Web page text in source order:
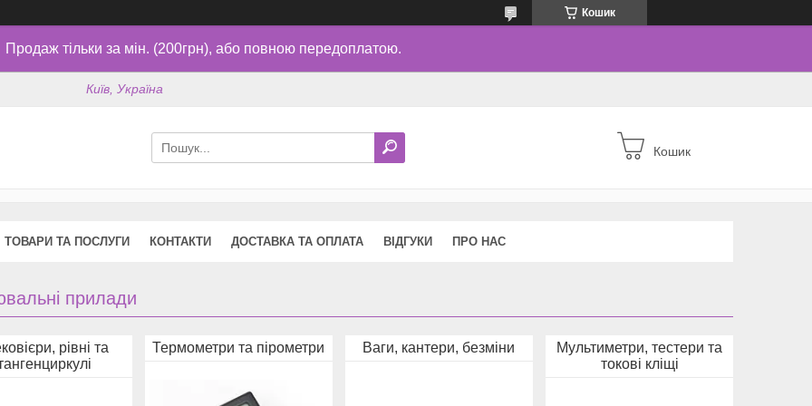
Кошик
Продаж тільки за мін. (200грн), або повною передоплатою.
Київ, Україна
Кошик
ТОВАРИ ТА ПОСЛУГИ КОНТАКТИ ДОСТАВКА ТА ОПЛАТА ВІДГУКИ ПРО НАС
прилади
рівні та
Термометри та пірометри Ваги, кантери, безміни
Мультиметри, тестери та
токові кліщі